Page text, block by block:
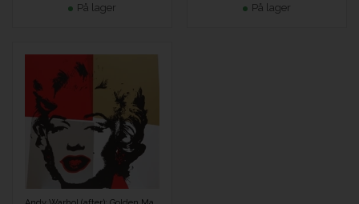
På lager På lager